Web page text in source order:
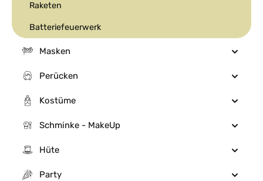
Raketen
Batteriefeuerwerk
Masken
Perücken
Kostüme
Schminke - MakeUp
Hüte
Party